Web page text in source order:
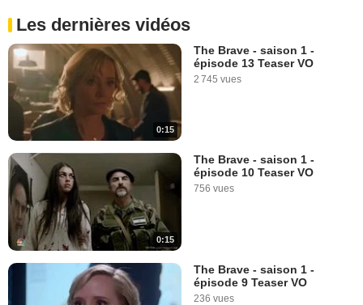
Les dernières vidéos
0:15
The Brave - saison 1 -
épisode 13 Teaser VO
2 745 vues
0:15
The Brave - saison 1 -
épisode 10 Teaser VO
756 vues
The Brave - saison 1 -
épisode 9 Teaser VO
236 vues